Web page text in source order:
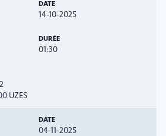
14-10-2025
01:30
UZES
04-11-2025